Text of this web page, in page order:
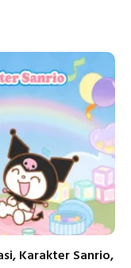
Karakter Sanrio,